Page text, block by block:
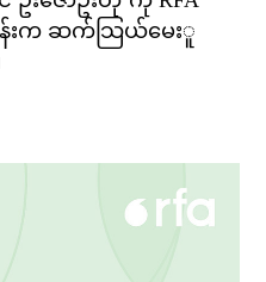
န်းက ဆက်သြယ်မေးူ